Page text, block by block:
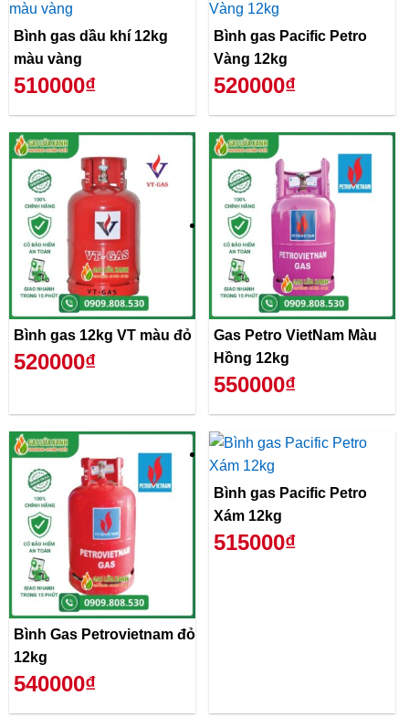
Bình gas dầu khí 12kg
màu vàng
510000₫
Bình gas Pacific Petro
Vàng 12kg
520000₫
Bình gas 12kg VT màu đỏ
520000₫
Gas Petro VietNam Màu
Hồng 12kg
550000₫
Bình Gas Petrovietnam đỏ
12kg
540000₫
Bình gas Pacific Petro
Xám 12kg
515000₫